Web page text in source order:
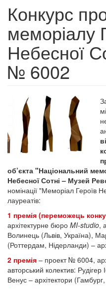
Конкурс
меморіалу
Небесної
№ 6002
об’єкта "Національний
Небесної Сотні – Музей
номінації "Меморіал Героїв
лауреатів:
1 премія (переможець
архітектурне бюро MI-studio,
Волинець (Львів, Україна),
(Роттердам, Нідерланди) –
2 премія – проект № 6004,
авторський колектив:
Венус – архітектори